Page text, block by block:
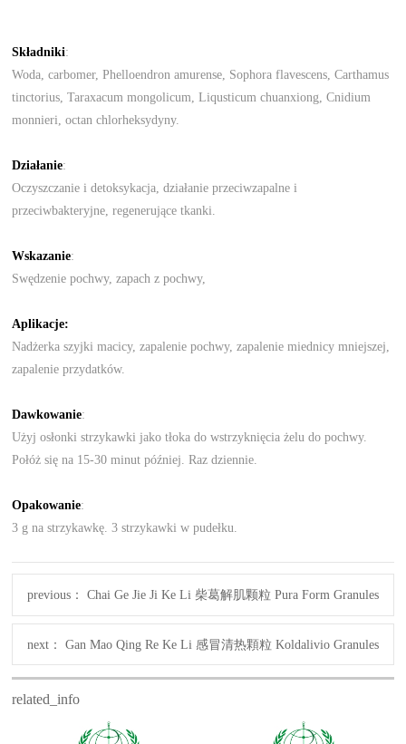
Składniki:
Woda, carbomer, Phelloendron amurense, Sophora flavescens, Carthamus
tinctorius, Taraxacum mongolicum, Liqusticum chuanxiong, Cnidium
monnieri, octan chlorheksydyny.
Działanie:
Oczyszczanie i detoksykacja, działanie przeciwzapalne i
przeciwbakteryjne, regenerujące tkanki.
Wskazanie:
Swędzenie pochwy, zapach z pochwy,
Aplikacje:
Nadżerka szyjki macicy, zapalenie pochwy, zapalenie miednicy mniejszej,
zapalenie przydatków.
Dawkowanie:
Użyj osłonki strzykawki jako tłoka do wstrzyknięcia żelu do pochwy.
Połóż się na 15-30 minut później. Raz dziennie.
Opakowanie:
3 g na strzykawkę. 3 strzykawki w pudełku.
previous： Chai Ge Jie Ji Ke Li 柴葛解肌颗粒 Pura Form Granules
next： Gan Mao Qing Re Ke Li 感冒清热顆粒 Koldalivio Granules
related_info